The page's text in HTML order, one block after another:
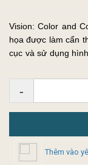
Vision: Color and
họa được làm cẩn
cục và sử dụng
-
Thêm vào